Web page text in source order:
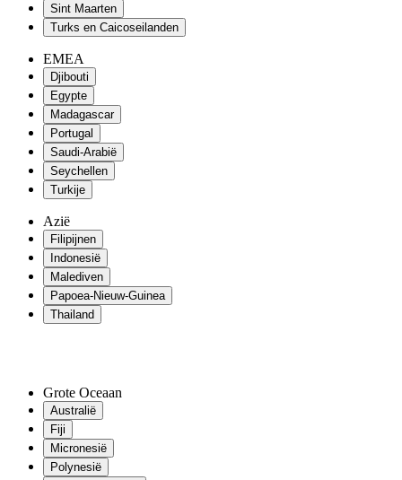
Sint Maarten
Turks en Caicoseilanden
EMEA
Djibouti
Egypte
Madagascar
Portugal
Saudi-Arabië
Seychellen
Turkije
Azië
Filipijnen
Indonesië
Malediven
Papoea-Nieuw-Guinea
Thailand
Grote Oceaan
Australië
Fiji
Micronesië
Polynesië